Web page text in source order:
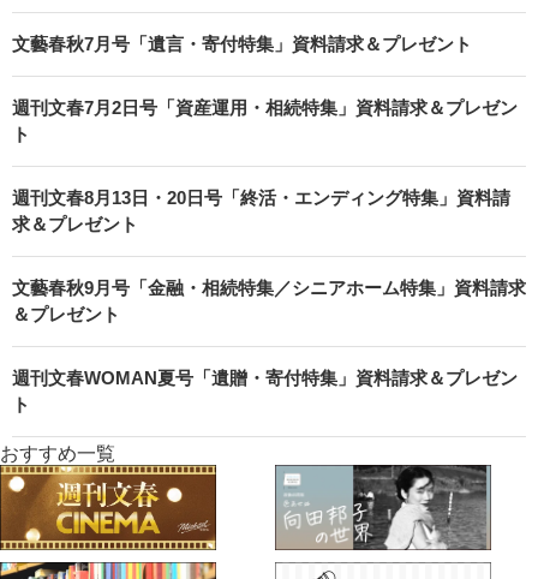
文藝春秋7月号「遺言・寄付特集」資料請求＆プレゼント
週刊文春7月2日号「資産運用・相続特集」資料請求＆プレゼン
ト
週刊文春8月13日・20日号「終活・エンディング特集」資料請
求＆プレゼント
文藝春秋9月号「金融・相続特集／シニアホーム特集」資料請求
＆プレゼント
週刊文春WOMAN夏号「遺贈・寄付特集」資料請求＆プレゼン
ト
おすすめ一覧